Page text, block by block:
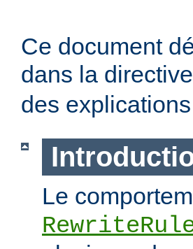
Ce document
dans la directive
des
Le